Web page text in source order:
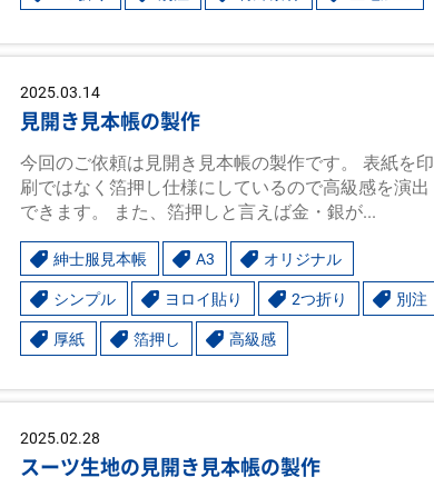
2025.03.14
見開き見本帳の製作
今回のご依頼は見開き見本帳の製作です。 表紙を印
刷ではなく箔押し仕様にしているので高級感を演出
できます。 また、箔押しと言えば金・銀が...
紳士服見本帳 A3 オリジナル
シンプル ヨロイ貼り 2つ折り 別注
厚紙 箔押し 高級感
2025.02.28
スーツ生地の見開き見本帳の製作